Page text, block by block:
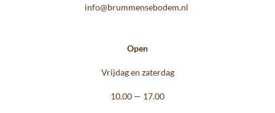
info@brummensebodem.nl
Open
Vrijdag en zaterdag
10.00 — 17.00